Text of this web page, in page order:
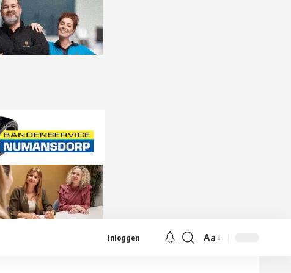
Inloggen
Lettergrootte
Aa